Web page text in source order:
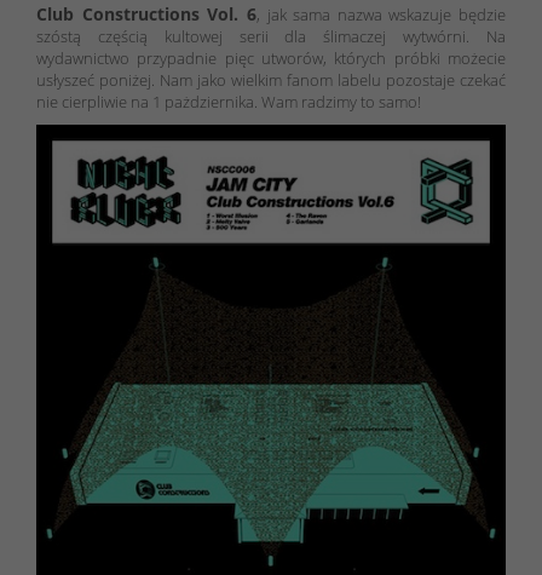
Club Constructions Vol. 6, jak sama nazwa wskazuje będzie
szóstą częścią kultowej serii dla ślimaczej wytwórni. Na
wydawnictwo przypadnie pięc utworów, których próbki możecie
usłyszeć poniżej. Nam jako wielkim fanom labelu pozostaje czekać
nie cierpliwie na 1 pażdziernika. Wam radzimy to samo!